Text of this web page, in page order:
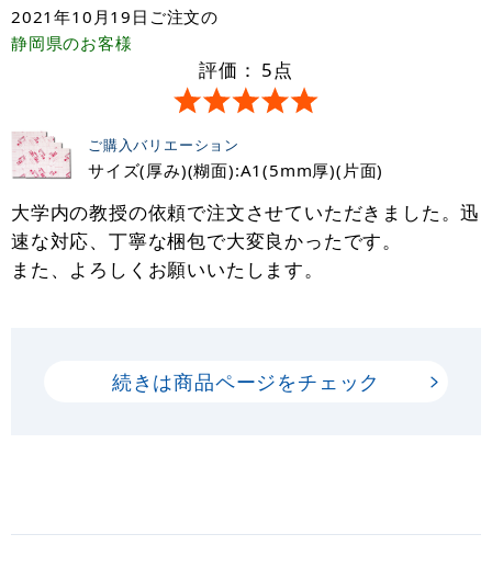
2021年10月19日 ご注文の
静岡県のお客様
評価： 5点
ご購入バリエーション
サイズ(厚み)(糊面):A1(5mm厚)(片面)
大学内の教授の依頼で注文させていただきました。迅
速な対応、丁寧な梱包で大変良かったです。
また、よろしくお願いいたします。
続きは商品ページをチェック